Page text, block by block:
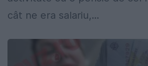
cât ne era salariu,...